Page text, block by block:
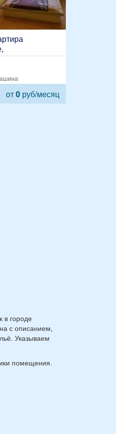
шоссе, 1
от0руб/месяц
в городе
с описанием,
Указываем
помещения.